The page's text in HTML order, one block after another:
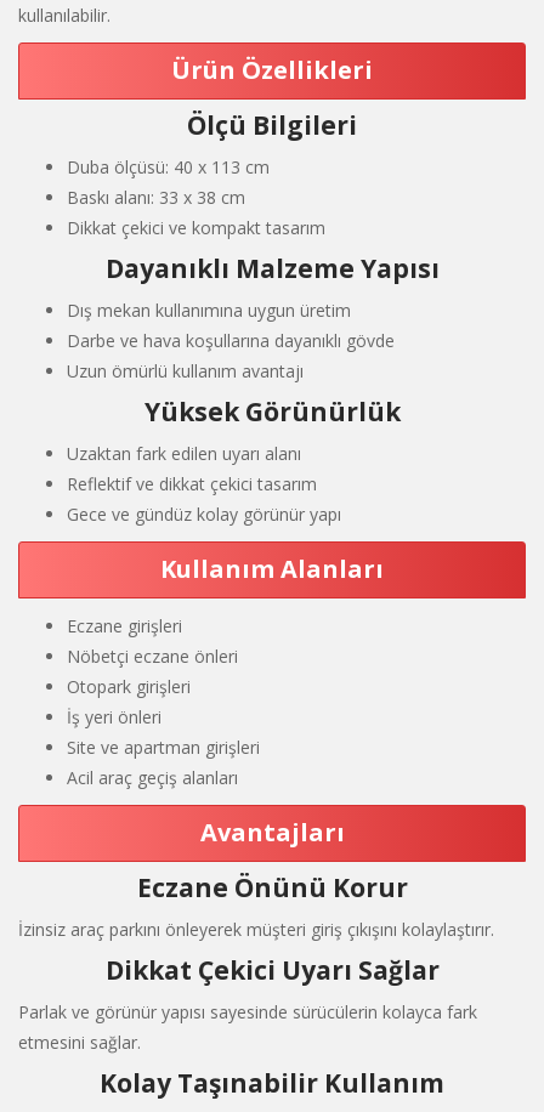
kullanılabilir.
Ürün Özellikleri
Ölçü Bilgileri
Duba ölçüsü: 40 x 113 cm
Baskı alanı: 33 x 38 cm
Dikkat çekici ve kompakt tasarım
Dayanıklı Malzeme Yapısı
Dış mekan kullanımına uygun üretim
Darbe ve hava koşullarına dayanıklı gövde
Uzun ömürlü kullanım avantajı
Yüksek Görünürlük
Uzaktan fark edilen uyarı alanı
Reflektif ve dikkat çekici tasarım
Gece ve gündüz kolay görünür yapı
Kullanım Alanları
Eczane girişleri
Nöbetçi eczane önleri
Otopark girişleri
İş yeri önleri
Site ve apartman girişleri
Acil araç geçiş alanları
Avantajları
Eczane Önünü Korur
İzinsiz araç parkını önleyerek müşteri giriş çıkışını kolaylaştırır.
Dikkat Çekici Uyarı Sağlar
Parlak ve görünür yapısı sayesinde sürücülerin kolayca fark
etmesini sağlar.
Kolay Taşınabilir Kullanım